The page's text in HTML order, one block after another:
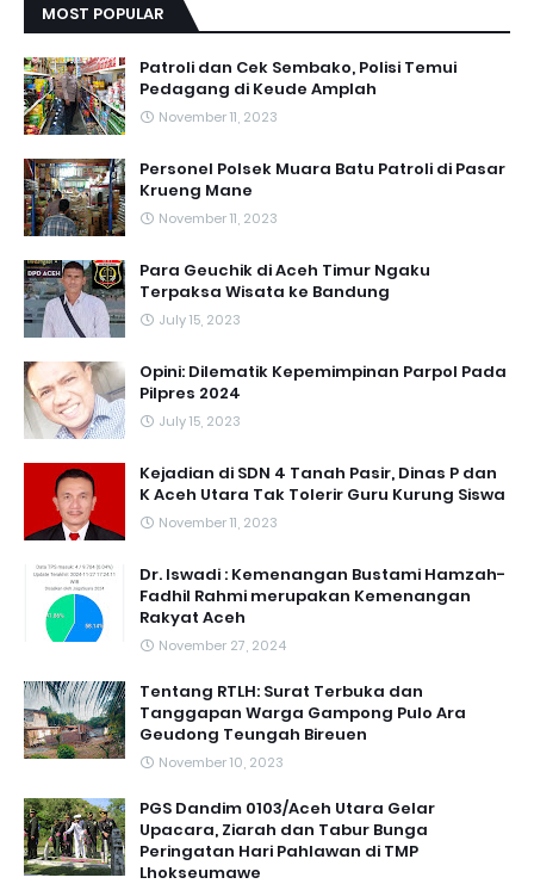
MOST POPULAR
Patroli dan Cek Sembako, Polisi Temui
Pedagang di Keude Amplah
November 11, 2023
Personel Polsek Muara Batu Patroli di Pasar
Krueng Mane
November 11, 2023
Para Geuchik di Aceh Timur Ngaku
Terpaksa Wisata ke Bandung
July 15, 2023
Opini: Dilematik Kepemimpinan Parpol Pada
Pilpres 2024
July 15, 2023
Kejadian di SDN 4 Tanah Pasir, Dinas P dan
K Aceh Utara Tak Tolerir Guru Kurung Siswa
November 11, 2023
Dr. Iswadi : Kemenangan Bustami Hamzah-
Fadhil Rahmi merupakan Kemenangan
Rakyat Aceh
November 27, 2024
Tentang RTLH: Surat Terbuka dan
Tanggapan Warga Gampong Pulo Ara
Geudong Teungah Bireuen
November 10, 2023
PGS Dandim 0103/Aceh Utara Gelar
Upacara, Ziarah dan Tabur Bunga
Peringatan Hari Pahlawan di TMP
Lhokseumawe